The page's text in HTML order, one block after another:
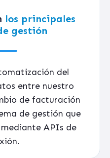
los principales
gestión
del
entre nuestro
de facturación
de gestión que
APIs de